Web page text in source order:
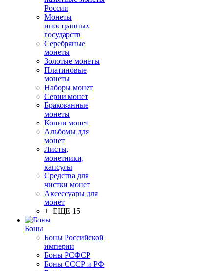
России
Монеты
иностранных
государств
Серебряные
монеты
Золотые монеты
Платиновые
монеты
Наборы монет
Серии монет
Бракованные
монеты
Копии монет
Альбомы для
монет
Листы,
монетники,
капсулы
Средства для
чистки монет
Аксессуары для
монет
+ ЕЩЕ 15
Боны
Боны Российской
империи
Боны РСФСР
Боны СССР и РФ